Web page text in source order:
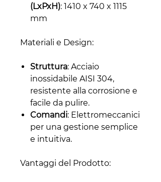
(LxPxH): 1410 x 740 x 1115
mm
Materiali e Design:
Struttura: Acciaio
inossidabile AISI 304,
resistente alla corrosione e
facile da pulire.
Comandi: Elettromeccanici
per una gestione semplice
e intuitiva.
Vantaggi del Prodotto: